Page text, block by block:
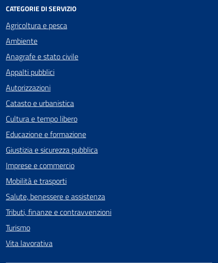
CATEGORIE DI SERVIZIO
Agricoltura e pesca
Ambiente
Anagrafe e stato civile
Appalti pubblici
Autorizzazioni
Catasto e urbanistica
Cultura e tempo libero
Educazione e formazione
Giustizia e sicurezza pubblica
Imprese e commercio
Mobilità e trasporti
Salute, benessere e assistenza
Tributi, finanze e contravvenzioni
Turismo
Vita lavorativa